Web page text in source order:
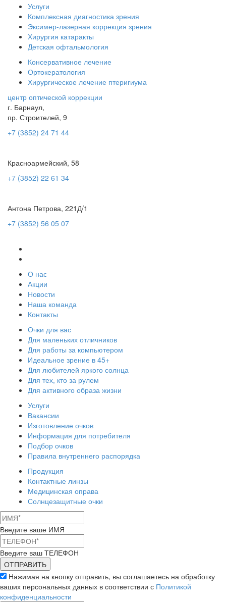
Услуги
Комплексная диагностика зрения
Эксимер-лазерная коррекция зрения
Хирургия катаракты
Детская офтальмология
Консервативное лечение
Ортокератология
Хирургическое лечение птеригиума
центр оптической коррекции
г. Барнаул,
пр. Строителей, 9
+7 (3852) 24 71 44
Красноармейский, 58
+7 (3852) 22 61 34
Антона Петрова, 221Д/1
+7 (3852) 56 05 07
О нас
Акции
Новости
Наша команда
Контакты
Очки для вас
Для маленьких отличников
Для работы за компьютером
Идеальное зрение в 45+
Для любителей яркого солнца
Для тех, кто за рулем
Для активного образа жизни
Услуги
Вакансии
Изготовление очков
Информация для потребителя
Подбор очков
Правила внутреннего распорядка
Продукция
Контактные линзы
Медицинская оправа
Солнцезащитные очки
Введите ваше ИМЯ
Введите ваш ТЕЛЕФОН
Нажимая на кнопку отправить, вы соглашаетесь на обработку
ваших персональных данных в соответствии с Политикой
конфиденциальности